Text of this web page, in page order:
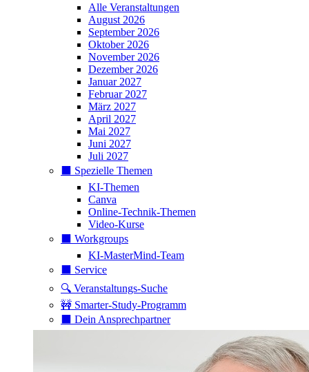
Alle Veranstaltungen
August 2026
September 2026
Oktober 2026
November 2026
Dezember 2026
Januar 2027
Februar 2027
März 2027
April 2027
Mai 2027
Juni 2027
Juli 2027
⬛️ Spezielle Themen
KI-Themen
Canva
Online-Technik-Themen
Video-Kurse
⬛️ Workgroups
KI-MasterMind-Team
⬛️ Service
🔍 Veranstaltungs-Suche
🚧 Smarter-Study-Programm
⬛️ Dein Ansprechpartner